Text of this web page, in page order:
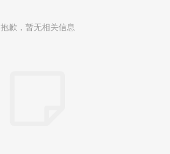
抱歉，暂无相关信息